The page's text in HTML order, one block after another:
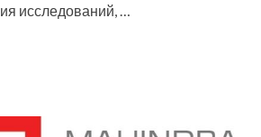
исследований, …